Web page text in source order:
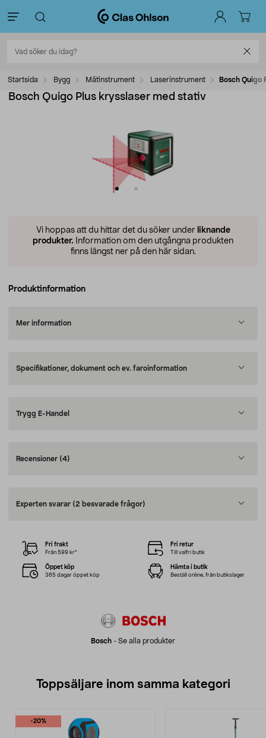
Startsida Bygg Mätinstrument Laserinstrument Bosch Quigo
Bosch Quigo Plus krysslaser med stativ
Vi hoppas att du hittar det du söker under liknande
produkter. Information om den utgångna produkten
finns längst ner på den här sidan.
Produktinformation
Mer information
Specifikationer, dokument och ev. faroinformation
Trygg E-Handel
Recensioner (4)
Experten svarar (2 besvarade frågor)
Bosch - Se alla produkter
Fri frakt
Från 599 kr*
Fri retur
Till valfri butik
Öppet köp
365 dagar öppet köp
Hämta i butik
Beställ online, från butikslager
Toppsäljare inom samma kategori
-20%